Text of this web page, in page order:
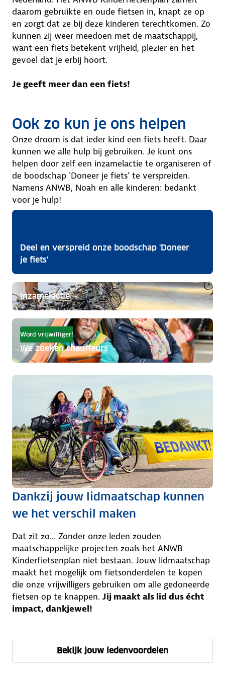
daarom gebruikte en oude fietsen in, knapt ze op
en zorgt dat ze bij deze kinderen terechtkomen. Zo
kunnen zij weer meedoen met de maatschappij,
want een fiets betekent vrijheid, plezier en het
gevoel dat je erbij hoort.
Je geeft meer dan een fiets!
Ook zo kun je ons helpen
Onze droom is dat ieder kind een fiets heeft. Daar
kunnen we alle hulp bij gebruiken. Je kunt ons
helpen door zelf een inzamelactie te organiseren of
de boodschap 'Doneer je fiets' te verspreiden.
Namens ANWB, Noah en alle kinderen: bedankt
voor je hulp!
Deel en verspreid onze boodschap 'Doneer
je fiets'
Inzamelactie
Word vrijwilliger!
We zoeken chauffeurs
Dankzij jouw lidmaatschap kunnen
we het verschil maken
Dat zit zo... Zonder onze leden zouden
maatschappelijke projecten zoals het ANWB
Kinderfietsenplan niet bestaan. Jouw lidmaatschap
maakt het mogelijk om fietsonderdelen te kopen
die onze vrijwilligers gebruiken om alle gedoneerde
fietsen op te knappen. Jij maakt als lid dus écht
impact, dankjewel!
Bekijk jouw ledenvoordelen